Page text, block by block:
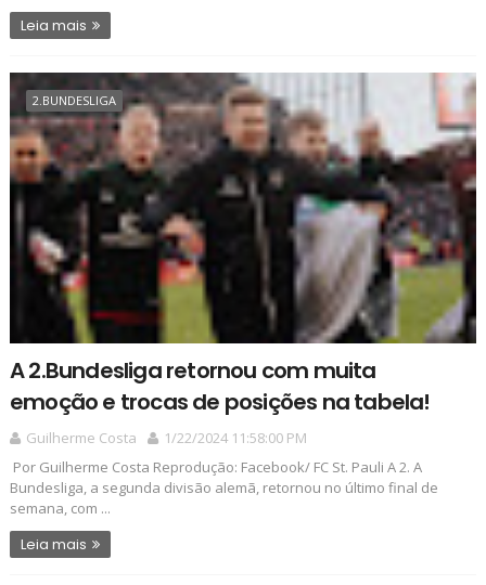
Leia mais
2.BUNDESLIGA
A 2.Bundesliga retornou com muita
emoção e trocas de posições na tabela!
Guilherme Costa
1/22/2024 11:58:00 PM
Por Guilherme Costa Reprodução: Facebook/ FC St. Pauli A 2. A
Bundesliga, a segunda divisão alemã, retornou no último final de
semana, com ...
Leia mais